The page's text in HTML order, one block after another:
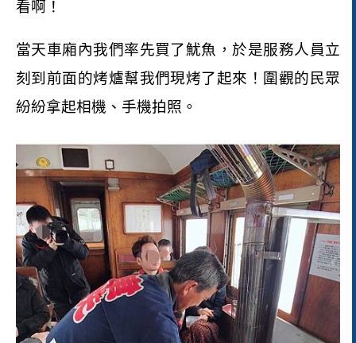
看啊！
當天車廂內我們率先買了魷魚，於是服務人員立
刻到前面的烤爐幫我們現烤了起來！圍觀的民眾
紛紛拿起相機、手機拍照。